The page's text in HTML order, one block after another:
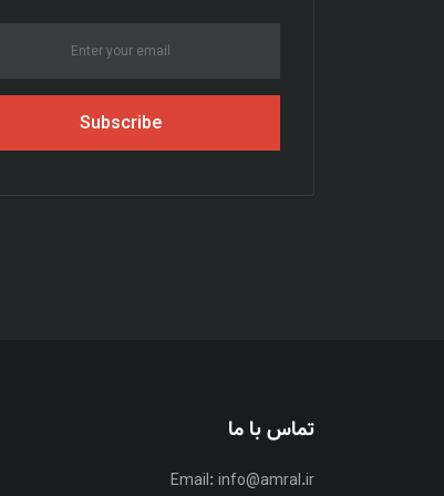
Subscribe
ادمین :تست قسمت دیدگاه ها مثل اینکه درست کار میکنه
تماس با ما
Email: info@amral.ir